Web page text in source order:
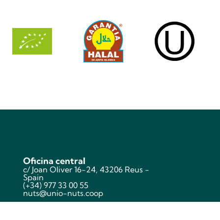
Oficina central
c/ Joan Oliver 16-24, 43206 Reus -
Spain
(+34) 977 33 00 55
nuts@unio-nuts.coop